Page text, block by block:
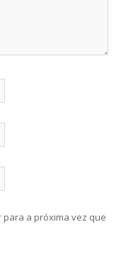
a próxima vez que